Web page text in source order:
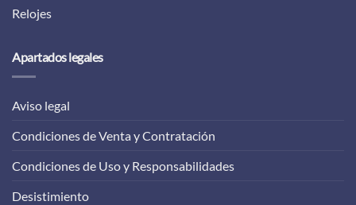
Relojes
Apartados legales
Aviso legal
Condiciones de Venta y Contratación
Condiciones de Uso y Responsabilidades
Desistimiento